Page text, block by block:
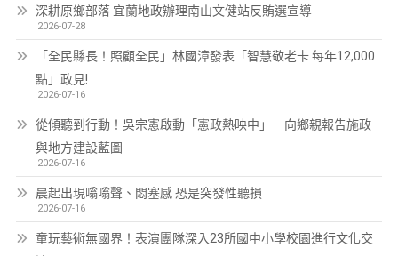
深耕原鄉部落 宜蘭地政辦理南山文健站反賄選宣導
2026-07-28
「全民縣長！照顧全民」林國漳發表「智慧敬老卡 每年12,000
點」政見!
2026-07-16
從傾聽到行動！吳宗憲啟動「憲政熱映中」 向鄉親報告施政
與地方建設藍圖
2026-07-16
晨起出現嗡嗡聲、悶塞感 恐是突發性聽損
2026-07-16
童玩藝術無國界！表演團隊深入23所國中小學校園進行文化交